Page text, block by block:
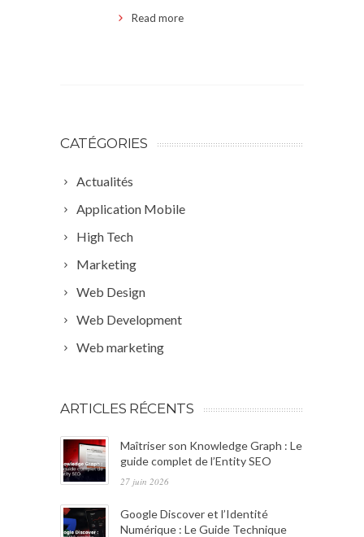
Read more
CATÉGORIES
Actualités
Application Mobile
High Tech
Marketing
Web Design
Web Development
Web marketing
ARTICLES RÉCENTS
Maîtriser son Knowledge Graph : Le
guide complet de l’Entity SEO
27 juin 2026
Google Discover et l’Identité
Numérique : Le Guide Technique